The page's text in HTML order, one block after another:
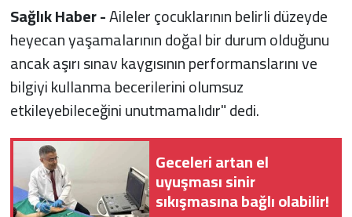
Sağlık Haber -Aileler çocuklarının belirli düzeyde
heyecan yaşamalarının doğal bir durum olduğunu
ancak aşırı sınav kaygısının performanslarını ve
bilgiyi kullanma becerilerini olumsuz
etkileyebileceğini unutmamalıdır" dedi.
Geceleri artan el
uyuşması sinir
sıkışmasına bağlı olabilir!